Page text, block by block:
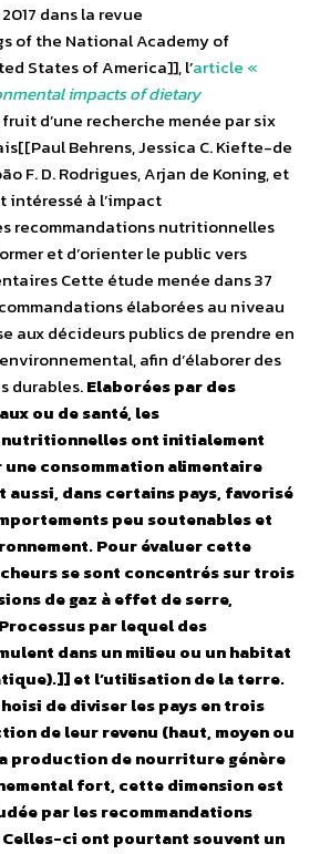
dans la revue
of the National Academy of
States of America]], l’article «
impacts of dietary
fruit d’une recherche menée par six
Behrens, Jessica C. Kiefte-de
F. D. Rodrigues, Arjan de Koning, et
intéressé à l’impact
recommandations nutritionnelles
et d’orienter le public vers
Cette étude menée dans 37
élaborées au niveau
aux décideurs publics de prendre en
afin d’élaborer des
durables.Elaborées par des
ou de santé, les
ont initialement
une consommation alimentaire
aussi, dans certains pays, favorisé
peu soutenables et
Pour évaluer cette
se sont concentrés sur trois
de gaz à effet de serre,
par lequel des
dans un milieu ou un habitat
et l’utilisation de la terre.
de diviser les pays en trois
de leur revenu (haut, moyen ou
production de nourriture génère
fort, cette dimension est
par les recommandations
ci ont pourtant souvent un